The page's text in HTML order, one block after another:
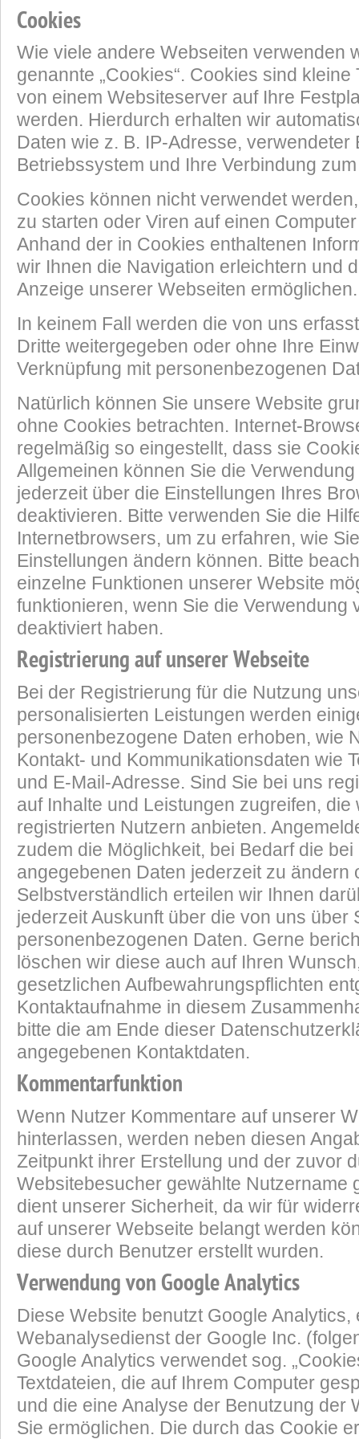
Cookies
Wie viele andere Webseiten verwenden
genannte „Cookies“. Cookies sind kleine
von einem Websiteserver auf Ihre
werden. Hierdurch erhalten wir
Daten wie z. B. IP-Adresse, verwendeter
Betriebssystem und Ihre Verbindung
Cookies können nicht verwendet
zu starten oder Viren auf einen
Anhand der in Cookies enthaltenen
wir Ihnen die Navigation erleichtern und
Anzeige unserer Webseiten ermöglichen.
In keinem Fall werden die von uns
Dritte weitergegeben oder ohne Ihre
Verknüpfung mit personenbezogenen
Natürlich können Sie unsere Website
ohne Cookies betrachten. Internet-
regelmäßig so eingestellt, dass sie
Allgemeinen können Sie die
jederzeit über die Einstellungen Ihres
deaktivieren. Bitte verwenden Sie die
Internetbrowsers, um zu erfahren, wie
Einstellungen ändern können. Bitte
einzelne Funktionen unserer Website
funktionieren, wenn Sie die Verwendung
deaktiviert haben.
Registrierung auf unserer Webseite
Bei der Registrierung für die Nutzung
personalisierten Leistungen werden
personenbezogene Daten erhoben, wie
Kontakt- und Kommunikationsdaten wie
und E-Mail-Adresse. Sind Sie bei uns
auf Inhalte und Leistungen zugreifen, die
registrierten Nutzern anbieten.
zudem die Möglichkeit, bei Bedarf die
angegebenen Daten jederzeit zu ändern
Selbstverständlich erteilen wir Ihnen
jederzeit Auskunft über die von uns über
personenbezogenen Daten. Gerne
löschen wir diese auch auf Ihren
gesetzlichen Aufbewahrungspflichten
Kontaktaufnahme in diesem
bitte die am Ende dieser
angegebenen Kontaktdaten.
Kommentarfunktion
Wenn Nutzer Kommentare auf unserer
hinterlassen, werden neben diesen
Zeitpunkt ihrer Erstellung und der zuvor
Websitebesucher gewählte Nutzername
dient unserer Sicherheit, da wir für
auf unserer Webseite belangt werden
diese durch Benutzer erstellt wurden.
Verwendung von Google Analytics
Diese Website benutzt Google Analytics,
Webanalysedienst der Google Inc.
Google Analytics verwendet sog.
Textdateien, die auf Ihrem Computer
und die eine Analyse der Benutzung der
Sie ermöglichen. Die durch das Cookie